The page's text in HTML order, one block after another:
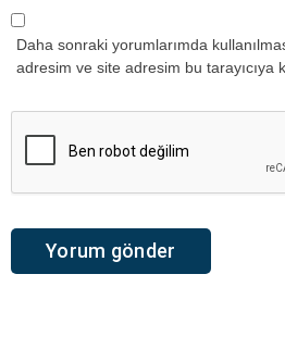
Daha sonraki yorumlarımda
adresim ve site adresim bu tarayıcıya